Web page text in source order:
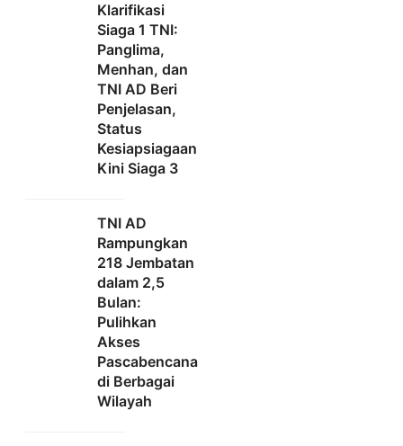
Klarifikasi
Siaga 1 TNI:
Panglima,
Menhan, dan
TNI AD Beri
Penjelasan,
Status
Kesiapsiagaan
Kini Siaga 3
TNI AD
Rampungkan
218 Jembatan
dalam 2,5
Bulan:
Pulihkan
Akses
Pascabencana
di Berbagai
Wilayah